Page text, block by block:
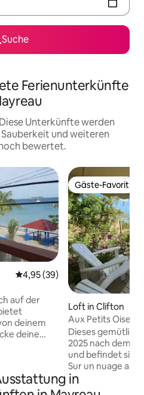
Suche
Ferienunterkünfte
Unterkünfte werden
und weiteren
bewertet.
Durchschnittliche Bewertung:
4,95 (39)
auf der
deinem
deine
ins Paradies
Gäste-Favorit
Gäste-Favorit
Loft in Clifton
Aux Petits
Dieses
2025 nach dem
und befindet sich
Sur un nuage auf
Kitesurfing-Paradies. Genieße
Terrasse einen
in